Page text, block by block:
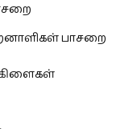
பாசறை
கிளைகள்